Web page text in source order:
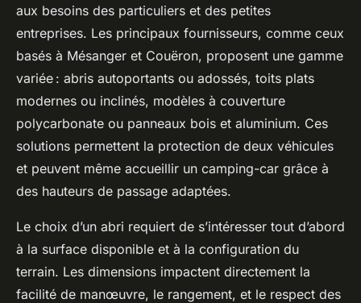
aux besoins des particuliers et des petites
entreprises. Les principaux fournisseurs, comme ceux
basés à Mésanger et Couëron, proposent une gamme
variée : abris autoportants ou adossés, toits plats
modernes ou inclinés, modèles à couverture
polycarbonate ou panneaux bois et aluminium. Ces
solutions permettent la protection de deux véhicules
et peuvent même accueillir un camping-car grâce à
des hauteurs de passage adaptées.
Le choix d’un abri requiert de s’intéresser tout d’abord
à la surface disponible et à la configuration du
terrain. Les dimensions impactent directement la
facilité de manœuvre, le rangement, et le respect des